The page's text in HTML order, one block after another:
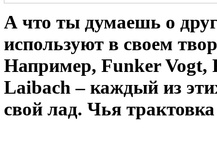
А что ты думаешь о
используют в своем
Например, Funker Vogt,
Laibach – каждый из
свой лад. Чья